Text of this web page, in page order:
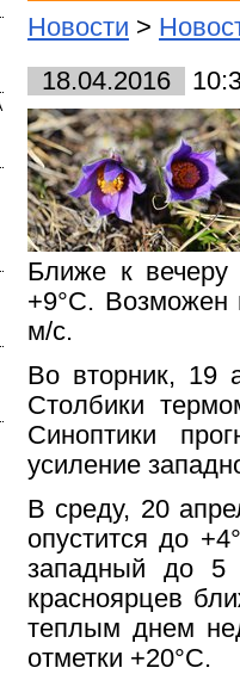
Новости >
18.04.2016
Ближе к вечеру
+9°C. Возможен
м/с.
Во вторник, 19
Столбики
Синоптики
усиление
В среду, 20
опустится до
западный до 5
красноярцев
теплым днем
отметки +20°C.